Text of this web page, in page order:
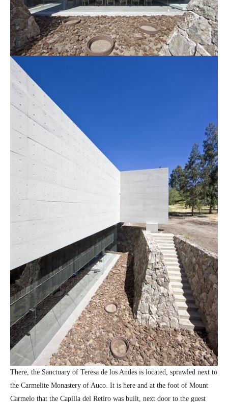
There, the Sanctuary of Teresa de los Andes is located, sprawled next to
the Carmelite Monastery of Auco. It is here and at the foot of Mount
Carmelo that the Capilla del Retiro was built, next door to the guest